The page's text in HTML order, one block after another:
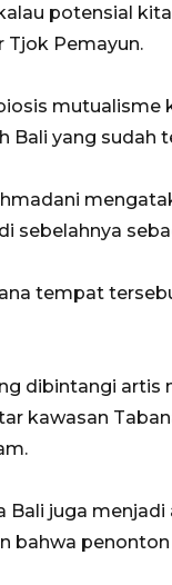
potensial
Tjok Pemayun.
mutualisme
Bali yang sudah
sebelahnya
tempat
dibintangi artis
kawasan
juga menjadi
bahwa